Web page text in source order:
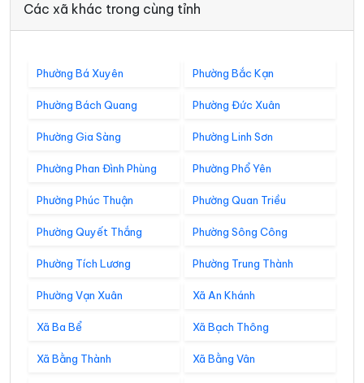
Các xã khác trong cùng tỉnh
Phường Bá Xuyên Phường Bắc Kạn
Phường Bách Quang Phường Đức Xuân
Phường Gia Sàng Phường Linh Sơn
Phường Phan Đình Phùng Phường Phổ Yên
Phường Phúc Thuận Phường Quan Triều
Phường Quyết Thắng Phường Sông Công
Phường Tích Lương Phường Trung Thành
Phường Vạn Xuân Xã An Khánh
Xã Ba Bể Xã Bạch Thông
Xã Bằng Thành Xã Bằng Vân